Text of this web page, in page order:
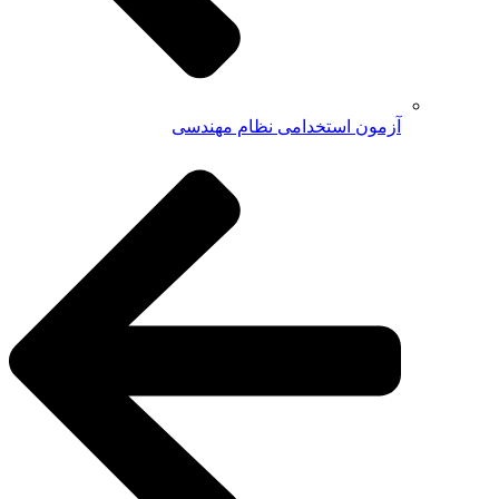
آزمون استخدامی نظام مهندسی